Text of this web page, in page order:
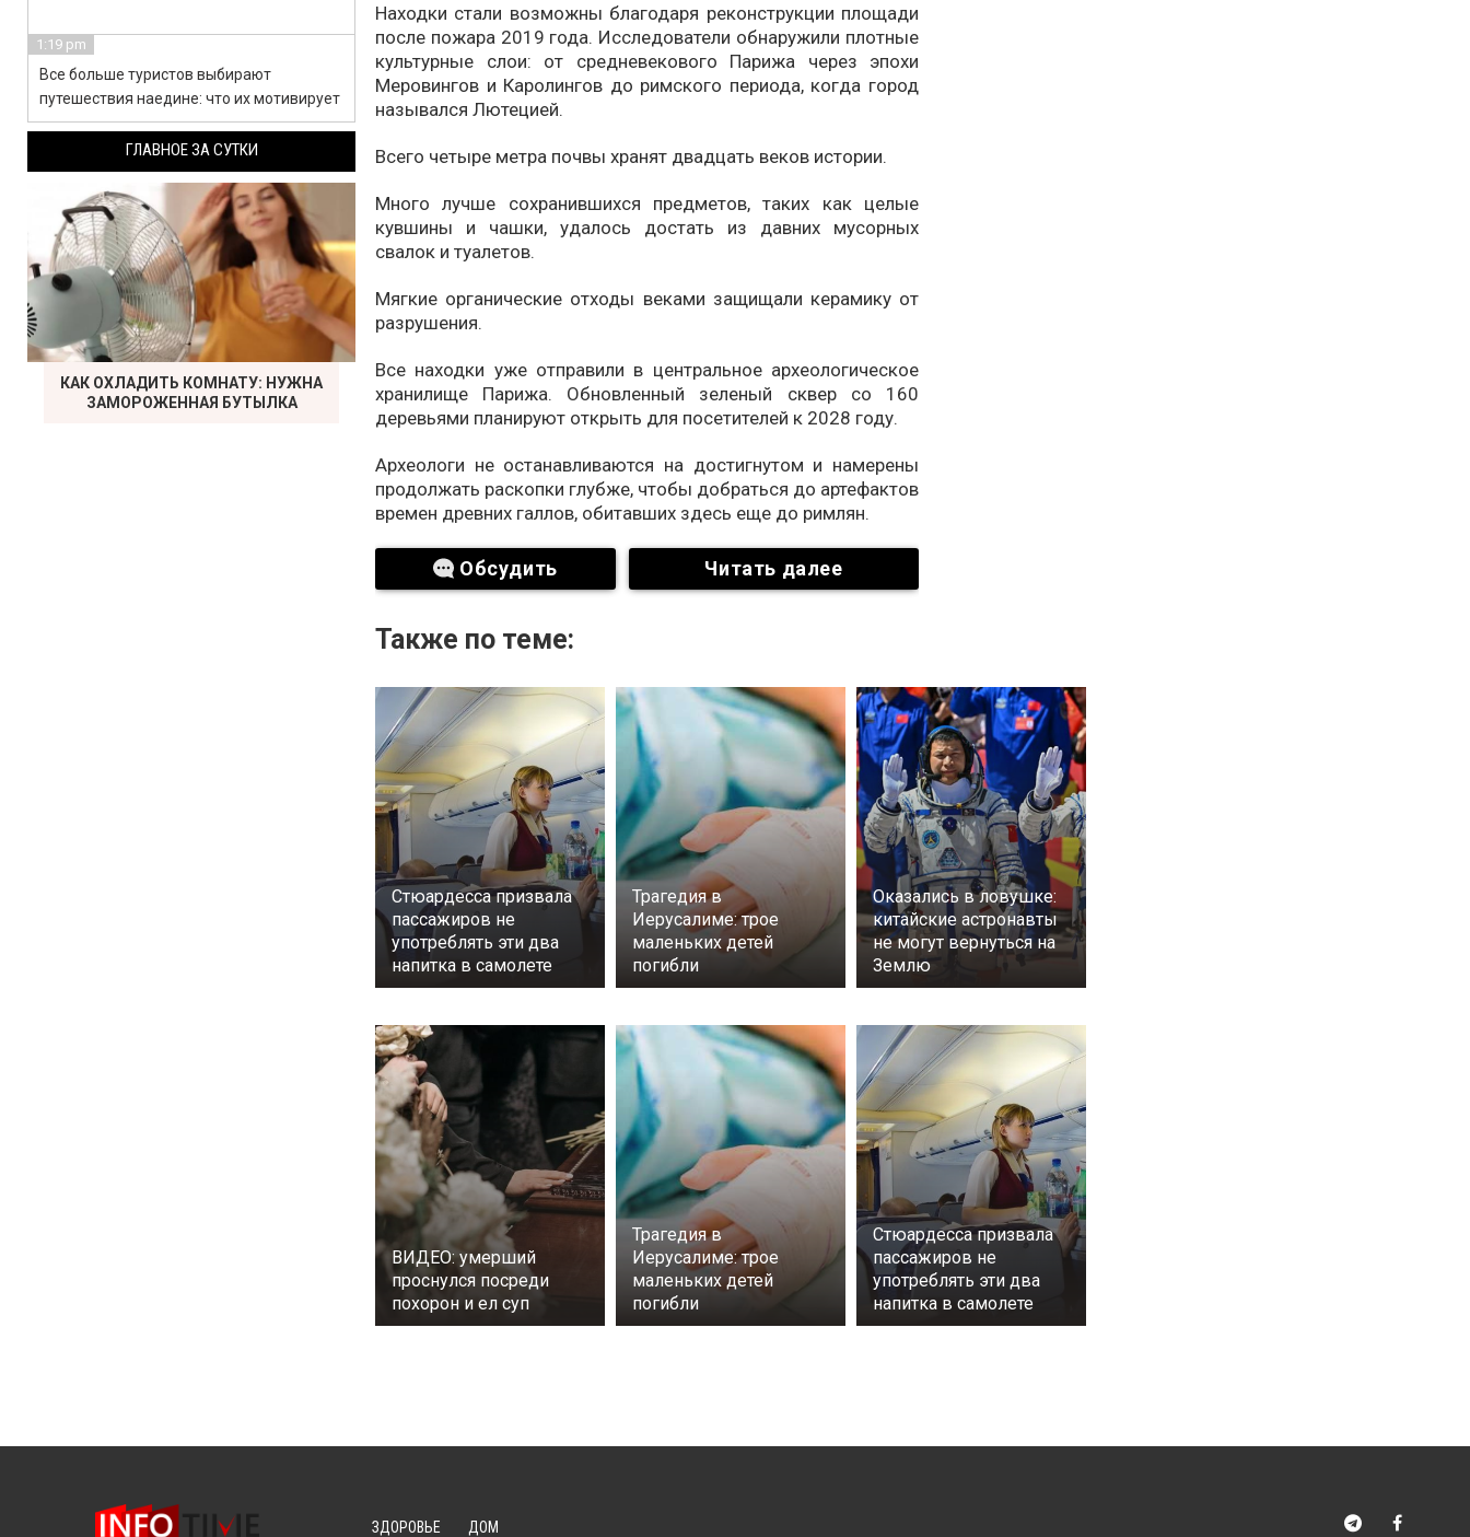
Находки стали возможны благодаря реконструкции площади
после пожара 2019 года. Исследователи обнаружили плотные
культурные слои: от средневекового Парижа через эпохи
Меровингов и Каролингов до римского периода, когда город
назывался Лютецией.
Всего четыре метра почвы хранят двадцать веков истории.
Много лучше сохранившихся предметов, таких как целые
кувшины и чашки, удалось достать из давних мусорных
свалок и туалетов.
Мягкие органические отходы веками защищали керамику от
разрушения.
Все находки уже отправили в центральное археологическое
хранилище Парижа. Обновленный зеленый сквер со 160
деревьями планируют открыть для посетителей к 2028 году.
Археологи не останавливаются на достигнутом и намерены
продолжать раскопки глубже, чтобы добраться до артефактов
времен древних галлов, обитавших здесь еще до римлян.
Обсудить Читать далее
Также по теме:
Стюардесса призвала
пассажиров не
употреблять эти два
напитка в самолете
Трагедия в
Иерусалиме: трое
маленьких детей
погибли
Оказались в ловушке:
китайские астронавты
не могут вернуться на
Землю
ВИДЕО: умерший
проснулся посреди
похорон и ел суп
Трагедия в
Иерусалиме: трое
маленьких детей
погибли
Стюардесса призвала
пассажиров не
употреблять эти два
напитка в самолете
1:19 pm
Все больше туристов выбирают
путешествия наедине: что их мотивирует
ГЛАВНОЕ ЗА СУТКИ
КАК ОХЛАДИТЬ КОМНАТУ: НУЖНА
ЗАМОРОЖЕННАЯ БУТЫЛКА
ЗДОРОВЬЕ ДОМ